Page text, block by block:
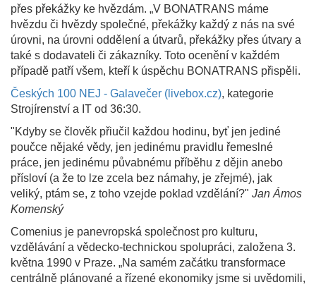
přes překážky ke hvězdám. „V BONATRANS máme
hvězdu či hvězdy společné, překážky každý z nás na své
úrovni, na úrovni oddělení a útvarů, překážky přes útvary a
také s dodavateli či zákazníky. Toto ocenění v každém
případě patří všem, kteří k úspěchu BONATRANS přispěli.
Českých 100 NEJ - Galavečer (livebox.cz), kategorie
Strojírenství a IT od 36:30.
"Kdyby se člověk přiučil každou hodinu, byť jen jediné
poučce nějaké vědy, jen jedinému pravidlu řemeslné
práce, jen jedinému půvabnému příběhu z dějin anebo
přísloví (a že to lze zcela bez námahy, je zřejmé), jak
veliký, ptám se, z toho vzejde poklad vzdělání?" Jan Ámos
Komenský
Comenius je panevropská společnost pro kulturu,
vzdělávání a vědecko-technickou spolupráci, založena 3.
května 1990 v Praze. „Na samém začátku transformace
centrálně plánované a řízené ekonomiky jsme si uvědomili,